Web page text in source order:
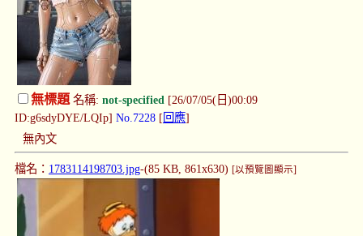
無標題名稱: not-specified [26/07/05(日)00:09
ID:g6sdyDYE/LQIp] No.7228 [ 回應]
無內文
檔名： 1783114198703.jpg-(85 KB, 861x630) [以預覽圖顯示]